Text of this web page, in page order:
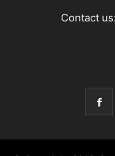
Contact us: